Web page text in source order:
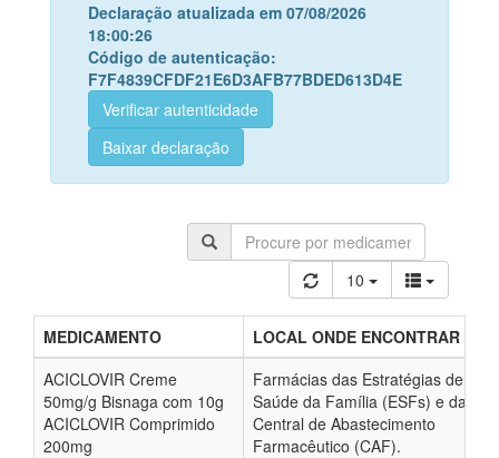
Declaração atualizada em 07/08/2026
18:00:26
Código de autenticação:
F7F4839CFDF21E6D3AFB77BDED613D4E
Verificar autenticidade
Baixar declaração
10
MEDICAMENTO LOCAL ONDE ENCONTRAR
ACICLOVIR Creme
50mg/g Bisnaga com 10g
ACICLOVIR Comprimido
200mg
Farmácias das Estratégias de
Saúde da Família (ESFs) e da
Central de Abastecimento
Farmacêutico (CAF).